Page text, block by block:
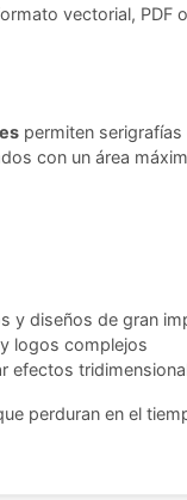
vectorial, PDF
permiten
con un área
y diseños de gran
logos complejos
efectos
perduran en el